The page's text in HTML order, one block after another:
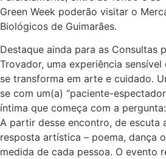
Green Week poderão visitar o
Biológicos de Guimarães.
Destaque ainda para as Consultas
Trovador, uma experiência
se transforma em arte e cuidado.
se com um(a) “paciente-
íntima que começa com a
A partir desse encontro, de escuta
resposta artística – poema, dança
medida de cada pessoa. O evento